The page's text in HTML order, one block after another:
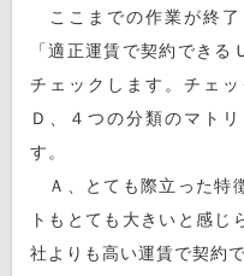
ここまでの作業が終了
「適正運賃で契約でき
チェックします。チェ
Ｄ、４つの分類のマト
す。
Ａ、とても際立った特
トもとても大きいと感じ
社よりも高い運賃で契約